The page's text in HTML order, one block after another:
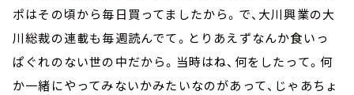
ポはその頃から毎日買ってましたから。で、大川興業の大
川総裁の連載も毎週読んでて。とりあえずなんか食いっ
ぱぐれのない世の中だから。当時はね、何をしたって。何
か一緒にやってみないかみたいなのがあって、じゃあちょ